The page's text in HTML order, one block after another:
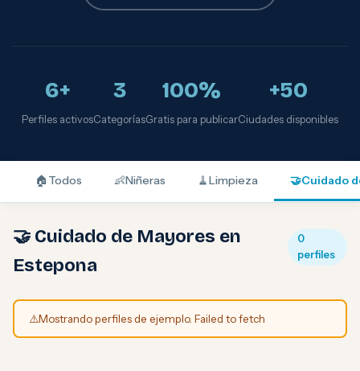
6+
Perfiles activos
3
Categorías
100%
Gratis para publicar
+50
Ciudades disponibles
🏠 Todos 👶Niñeras 🧹Limpieza 🤝Cuidado
🤝 Cuidado de Mayores en
Estepona
0
perfiles
⚠️Mostrando perfiles de ejemplo. Failed to fetch